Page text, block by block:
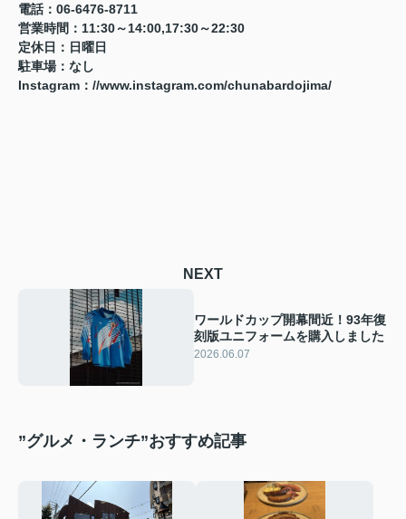
電話：06-6476-8711
営業時間：11:30～14:00,17:30～22:30
定休日：日曜日
駐車場：なし
Instagram： //www.instagram.com/chunabardojima/
NEXT
ワールドカップ開幕間近！93年復
刻版ユニフォームを購入しました
2026.06.07
”グルメ・ランチ”おすすめ記事